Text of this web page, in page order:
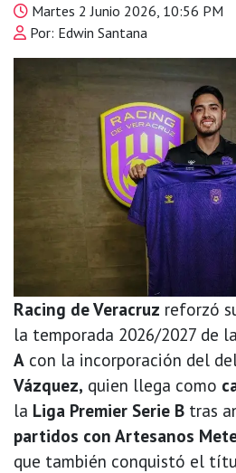
Martes 2 Junio 2026, 10:56 PM
Por: Edwin Santana
Racing de Veracruz reforzó
la temporada 2026/2027 de la
A con la incorporación del
Vázquez, quien llega como
la Liga Premier Serie B tras
partidos con Artesanos
que también conquistó el